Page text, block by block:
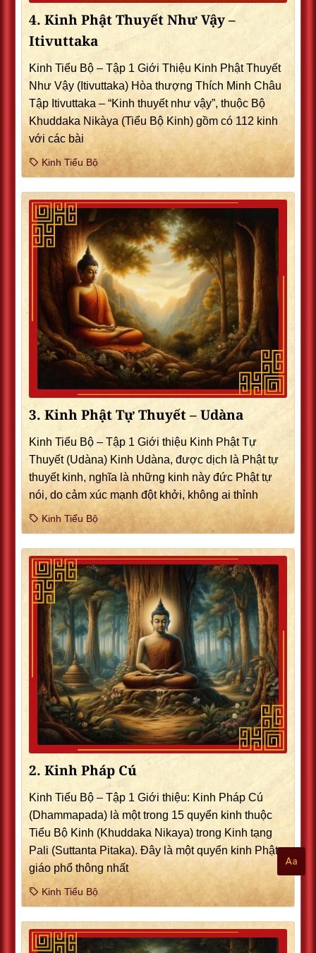
4. Kinh Phật Thuyết Như Vậy –
Itivuttaka
Kinh Tiểu Bộ – Tập 1 Giới Thiệu Kinh Phật Thuyết
Như Vậy (Itivuttaka) Hòa thượng Thích Minh Châu
Tập Itivuttaka – “Kinh thuyết như vậy”, thuộc Bộ
Khuddaka Nikàya (Tiểu Bộ Kinh) gồm có 112 kinh
với các bài
Kinh Tiểu Bộ
3. Kinh Phật Tự Thuyết – Udàna
Kinh Tiểu Bộ – Tập 1 Giới thiệu Kinh Phật Tự
Thuyết (Udàna) Kinh Udàna, được dịch là Phật tự
thuyết kinh, nghĩa là những kinh này đức Phật tự
nói, do cảm xúc mạnh đột khởi, không ai thỉnh
Kinh Tiểu Bộ
2. Kinh Pháp Cú
Kinh Tiểu Bộ – Tập 1 Giới thiệu: Kinh Pháp Cú
(Dhammapada) là một trong 15 quyển kinh thuộc
Tiểu Bộ Kinh (Khuddaka Nikaya) trong Kinh tạng
Pali (Suttanta Pitaka). Ðây là một quyển kinh Phật
giáo phổ thông nhất
Kinh Tiểu Bộ